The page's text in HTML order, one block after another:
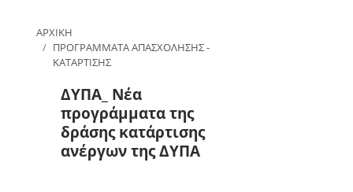
ΑΡΧΙΚΗ
ΠΡΟΓΡΑΜΜΑΤΑ ΑΠΑΣΧΟΛΗΣΗΣ -
ΚΑΤΑΡΤΙΣΗΣ
ΔΥΠΑ_ Νέα
προγράμματα της
δράσης κατάρτισης
ανέργων της ΔΥΠΑ